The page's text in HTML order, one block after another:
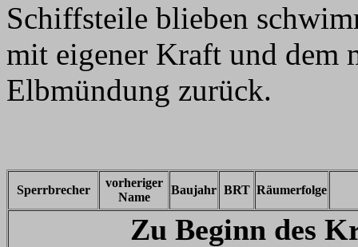
Schiffsteile blieben
mit eigener Kraft und dem
Elbmündung zurück.
Sperrbrecher
vorheriger
Name
Baujahr BRT Räumerfolge
Zu Beginn des